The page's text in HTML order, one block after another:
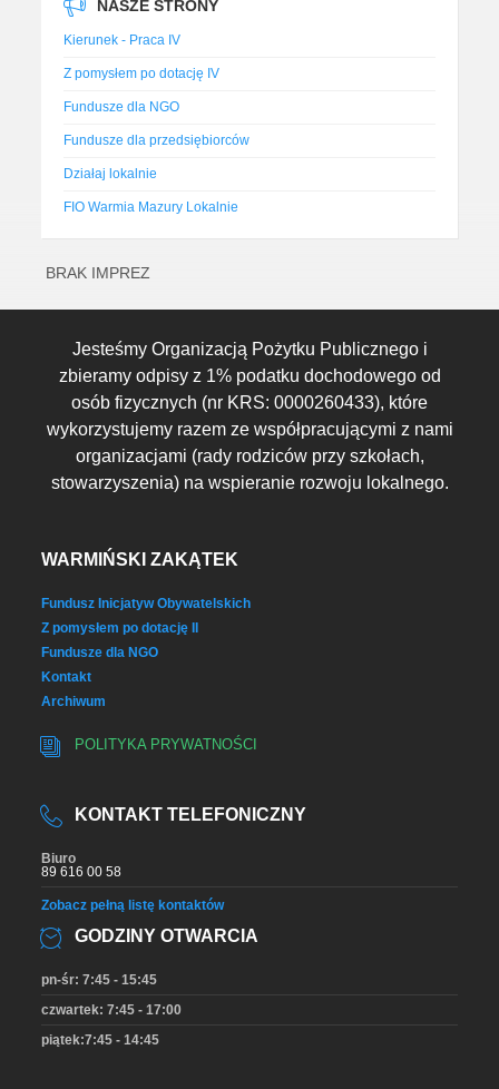
NASZE STRONY
Kierunek - Praca IV
Z pomysłem po dotację IV
Fundusze dla NGO
Fundusze dla przedsiębiorców
Działaj lokalnie
FIO Warmia Mazury Lokalnie
BRAK IMPREZ
Jesteśmy Organizacją Pożytku Publicznego i
zbieramy odpisy z 1% podatku dochodowego od
osób fizycznych (nr KRS: 0000260433), które
wykorzystujemy razem ze współpracującymi z nami
organizacjami (rady rodziców przy szkołach,
stowarzyszenia) na wspieranie rozwoju lokalnego.
WARMIŃSKI ZAKĄTEK
Fundusz Inicjatyw Obywatelskich
Z pomysłem po dotację II
Fundusze dla NGO
Kontakt
Archiwum
POLITYKA PRYWATNOŚCI
KONTAKT TELEFONICZNY
Biuro
89 616 00 58
Zobacz pełną listę kontaktów
GODZINY OTWARCIA
pn-śr: 7:45 - 15:45
czwartek: 7:45 - 17:00
piątek:7:45 - 14:45